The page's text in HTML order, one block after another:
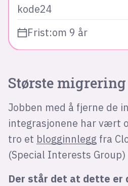
kode24
Frist:om 9 år
Største
Jobben med å fjerne de
integrasjonene har vært
tro et blogginnlegg fra
(Special Interests Group)
Der står det at dette er